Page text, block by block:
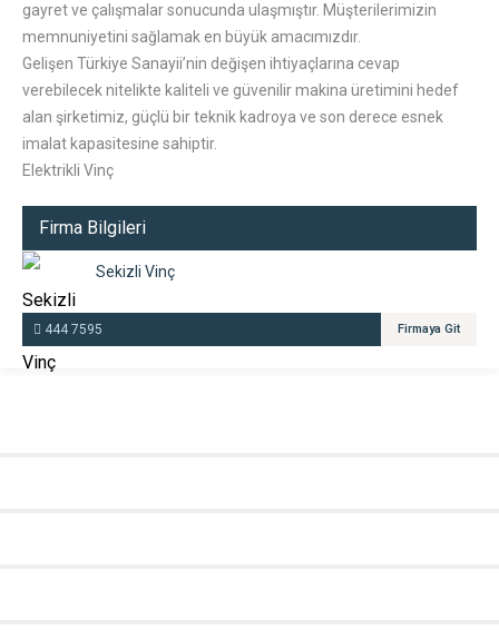
gayret ve çalışmalar sonucunda ulaşmıştır. Müşterilerimizin
memnuniyetini sağlamak en büyük amacımızdır.
Gelişen Türkiye Sanayii’nin değişen ihtiyaçlarına cevap
verebilecek nitelikte kaliteli ve güvenilir makina üretimini hedef
alan şirketimiz, güçlü bir teknik kadroya ve son derece esnek
imalat kapasitesine sahiptir.
Elektrikli Vinç
Firma Bilgileri
Sekizli Vinç
444 7595 Firmaya Git